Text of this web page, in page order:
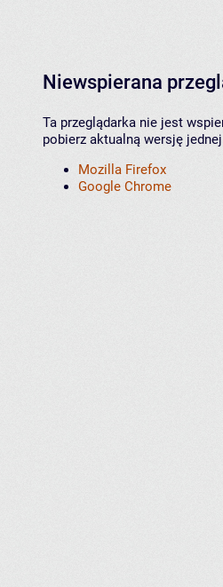
Niewspierana
Ta przeglądarka nie jest
pobierz aktualną wersję
Mozilla Firefox
Google Chrome